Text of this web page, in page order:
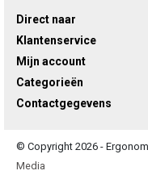
Direct naar
Klantenservice
Mijn account
Categorieën
Contactgegevens
© Copyright 2026 -
Media